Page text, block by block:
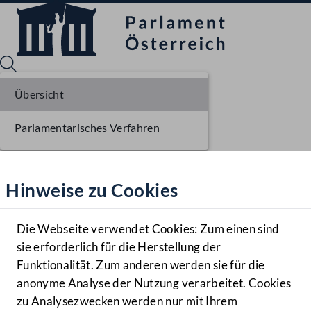
Hilfe
Benutzer
Navigationsmenü öffnen
MENÜ
Hinweise zu Cookies
Die Webseite verwendet Cookies: Zum einen sind
sie erforderlich für die Herstellung der
Funktionalität. Zum anderen werden sie für die
anonyme Analyse der Nutzung verarbeitet. Cookies
zu Analysezwecken werden nur mit Ihrem
Übersicht
Parlamentarisches Verfahren